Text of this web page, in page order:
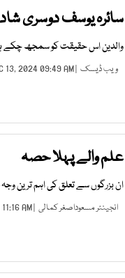
سائرہ یوسف دوسری
والدین اس حقیقت کو سمجھ چکے
ویب ڈیسک | DEC 13, 2024 09:49 AM |
علم والے پہلا حصہ
ان بزرگوں سے تعلق کی اہم ترین
انجینئر مسعوداصغر کمالی | JUN 19, 2022 11:16 AM |